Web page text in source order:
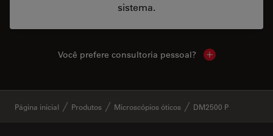
sistema.
Você prefere consultoria pessoal? Show local
Página inicial Produtos Microscópios óticos DM2500 P